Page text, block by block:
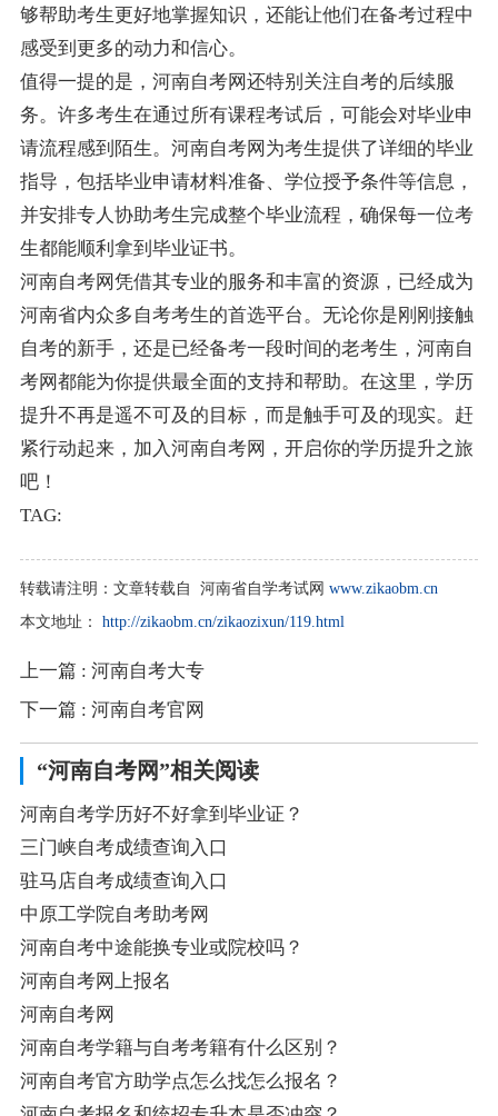
够帮助考生更好地掌握知识，还能让他们在备考过程中
感受到更多的动力和信心。
值得一提的是，河南自考网还特别关注自考的后续服
务。许多考生在通过所有课程考试后，可能会对毕业申
请流程感到陌生。河南自考网为考生提供了详细的毕业
指导，包括毕业申请材料准备、学位授予条件等信息，
并安排专人协助考生完成整个毕业流程，确保每一位考
生都能顺利拿到毕业证书。
河南自考网凭借其专业的服务和丰富的资源，已经成为
河南省内众多自考考生的首选平台。无论你是刚刚接触
自考的新手，还是已经备考一段时间的老考生，河南自
考网都能为你提供最全面的支持和帮助。在这里，学历
提升不再是遥不可及的目标，而是触手可及的现实。赶
紧行动起来，加入河南自考网，开启你的学历提升之旅
吧！
TAG:
转载请注明： 文章转载自 河南省自学考试网 www.zikaobm.cn
本文地址：
http://zikaobm.cn/zikaozixun/119.html
上一篇 : 河南自考大专
下一篇 : 河南自考官网
“河南自考网”相关阅读
河南自考学历好不好拿到毕业证？
三门峡自考成绩查询入口
驻马店自考成绩查询入口
中原工学院自考助考网
河南自考中途能换专业或院校吗？
河南自考网上报名
河南自考网
河南自考学籍与自考考籍有什么区别？
河南自考官方助学点怎么找怎么报名？